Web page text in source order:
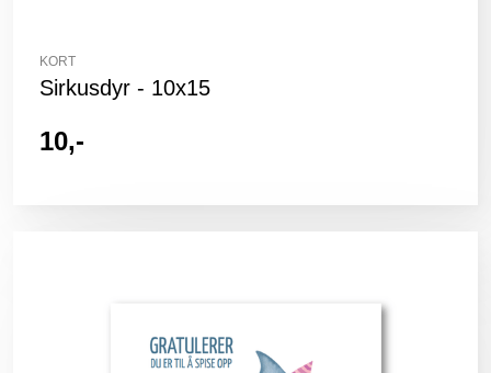
KORT
Sirkusdyr - 10x15
10,-